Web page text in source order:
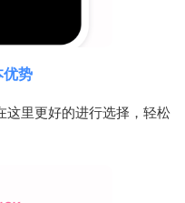
优势
这里更好的进行选择，轻松